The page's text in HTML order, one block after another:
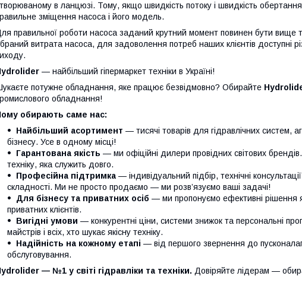
в ланцюзі. Тому, якщо швидкість потоку і швидкість
зміщення насоса і його модель.
правильної роботи насоса заданий крутний момент повинен бути вище
витрата насоса, для задоволення потреб наших клієнтів доступні
— найбільший гіпермаркет техніки в Україні!
потужне обладнання, яке працює безвідмовно? Обирайте
обладнання!
обирають саме нас:
Найбільший асортимент — тисячі товарів для гідравлічних систем,
бізнесу. Усе в одному місці!
Гарантована якість — ми офіційні дилери провідних світових
техніку, яка служить довго.
Професійна підтримка — індивідуальний підбір, технічні
складності. Ми не просто продаємо — ми розв’язуємо ваші задачі!
Для бізнесу та приватних осіб — ми пропонуємо ефективні рішення
приватних клієнтів.
Вигідні умови — конкурентні ціни, системи знижок та персональні
майстрів і всіх, хто шукає якісну техніку.
Надійність на кожному етапі — від першого звернення до
обслуговування.
— №1 у світі гідравліки та техніки. Довіряйте лідерам —